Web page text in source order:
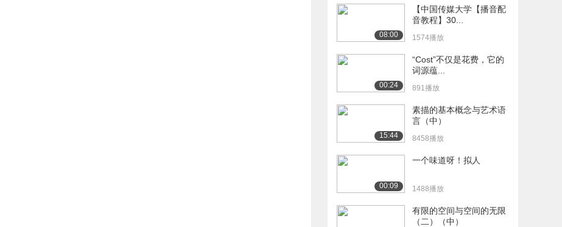
08:00
【中国传媒大学【播音配
音教程】30...
1574播放
00:24
“Cost”不仅是花费，它的
词源蕴...
891播放
15:44
素描的基本概念与艺术语
言（中）
8458播放
00:09
一个味道呀！拟人
1488播放
有限的空间与空间的无限
（二）（中）